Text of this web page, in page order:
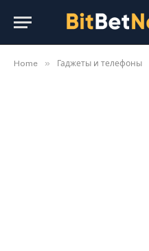
Home » Гаджеты и телефоны